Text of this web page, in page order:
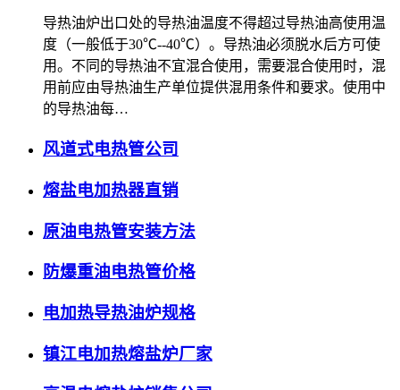
导热油炉出口处的导热油温度不得超过导热油高使用温
度（一般低于30℃--40℃）。导热油必须脱水后方可使
用。不同的导热油不宜混合使用，需要混合使用时，混
用前应由导热油生产单位提供混用条件和要求。使用中
的导热油每…
风道式电热管公司
熔盐电加热器直销
原油电热管安装方法
防爆重油电热管价格
电加热导热油炉规格
镇江电加热熔盐炉厂家